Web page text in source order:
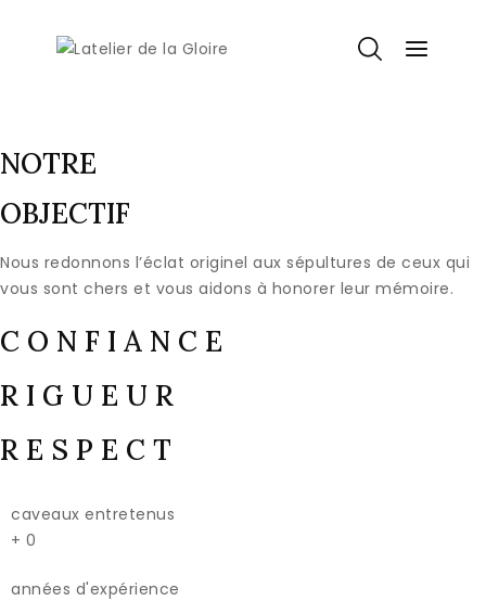
NOTRE
OBJECTIF
Nous redonnons l’éclat originel aux sépultures de ceux qui
vous sont chers et vous aidons à honorer leur mémoire.
C O N F I A N C E
R I G U E U R
R E S P E C T
caveaux entretenus
+ 0
années d'expérience